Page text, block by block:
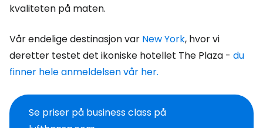
kvaliteten på maten.
Vår endelige destinasjon var New York, hvor vi
deretter testet det ikoniske hotellet The Plaza - du
finner hele anmeldelsen vår her.
Se priser på business class på